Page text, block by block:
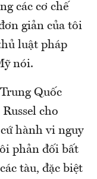
các cơ chế
giản của tôi
luật pháp
nói.
Quốc
cho
hành vi nguy
phản đối bất
tàu, đặc biệt